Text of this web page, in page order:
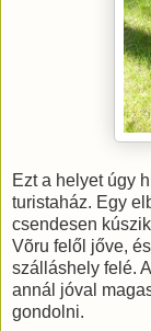
Ezt a helyet úgy
turistaház. Egy
csendesen
Võru felől jőve,
szálláshely felé.
annál jóval
gondolni.